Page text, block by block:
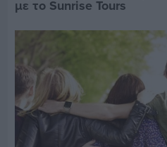
με το Sunrise Tours